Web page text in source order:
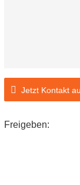
Jetzt Kontakt
Freigeben: